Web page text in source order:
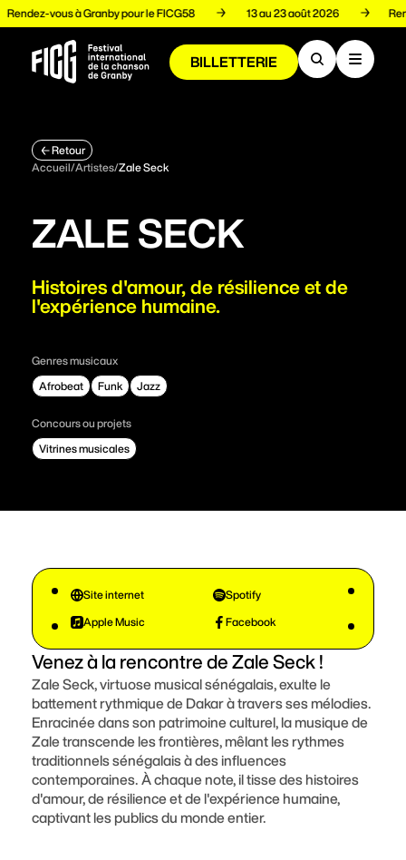
Rendez-vous à Granby pour le FICG58 13 au 23 août 2026
BILLETTERIE
À propos
S'impliquer
Fondation FICG
Foire aux questions
M'INSCRIRE À L'INFOLETTRE
Retour
Accueil/Artistes/Zale Seck
ZALE SECK
Histoires d'amour, de résilience et de
l'expérience humaine.
Genres musicaux
Afrobeat Funk Jazz
Concours ou projets
Vitrines musicales
Site internet Spotify
Apple Music Facebook
Venez à la rencontre de Zale Seck !
Zale Seck, virtuose musical sénégalais, exulte le
battement rythmique de Dakar à travers ses mélodies.
Enracinée dans son patrimoine culturel, la musique de
Zale transcende les frontières, mêlant les rythmes
traditionnels sénégalais à des influences
contemporaines. À chaque note, il tisse des histoires
d'amour, de résilience et de l'expérience humaine,
captivant les publics du monde entier.